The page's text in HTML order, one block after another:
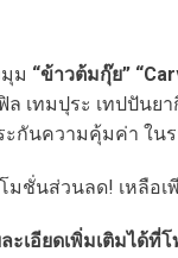
ม “ข้าวต้มกุ๊ย”
ล เทมปุระ เทปปันย
กันความคุ้มค่า ในร
มชั่นส่วนลด! เหลือเ
ะเอียดเพิ่มเติมได้ที่